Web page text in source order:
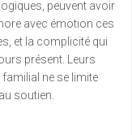
peuvent avoir
avec émotion ces
et la complicité qui
présent. Leurs
ne se limite
soutien.